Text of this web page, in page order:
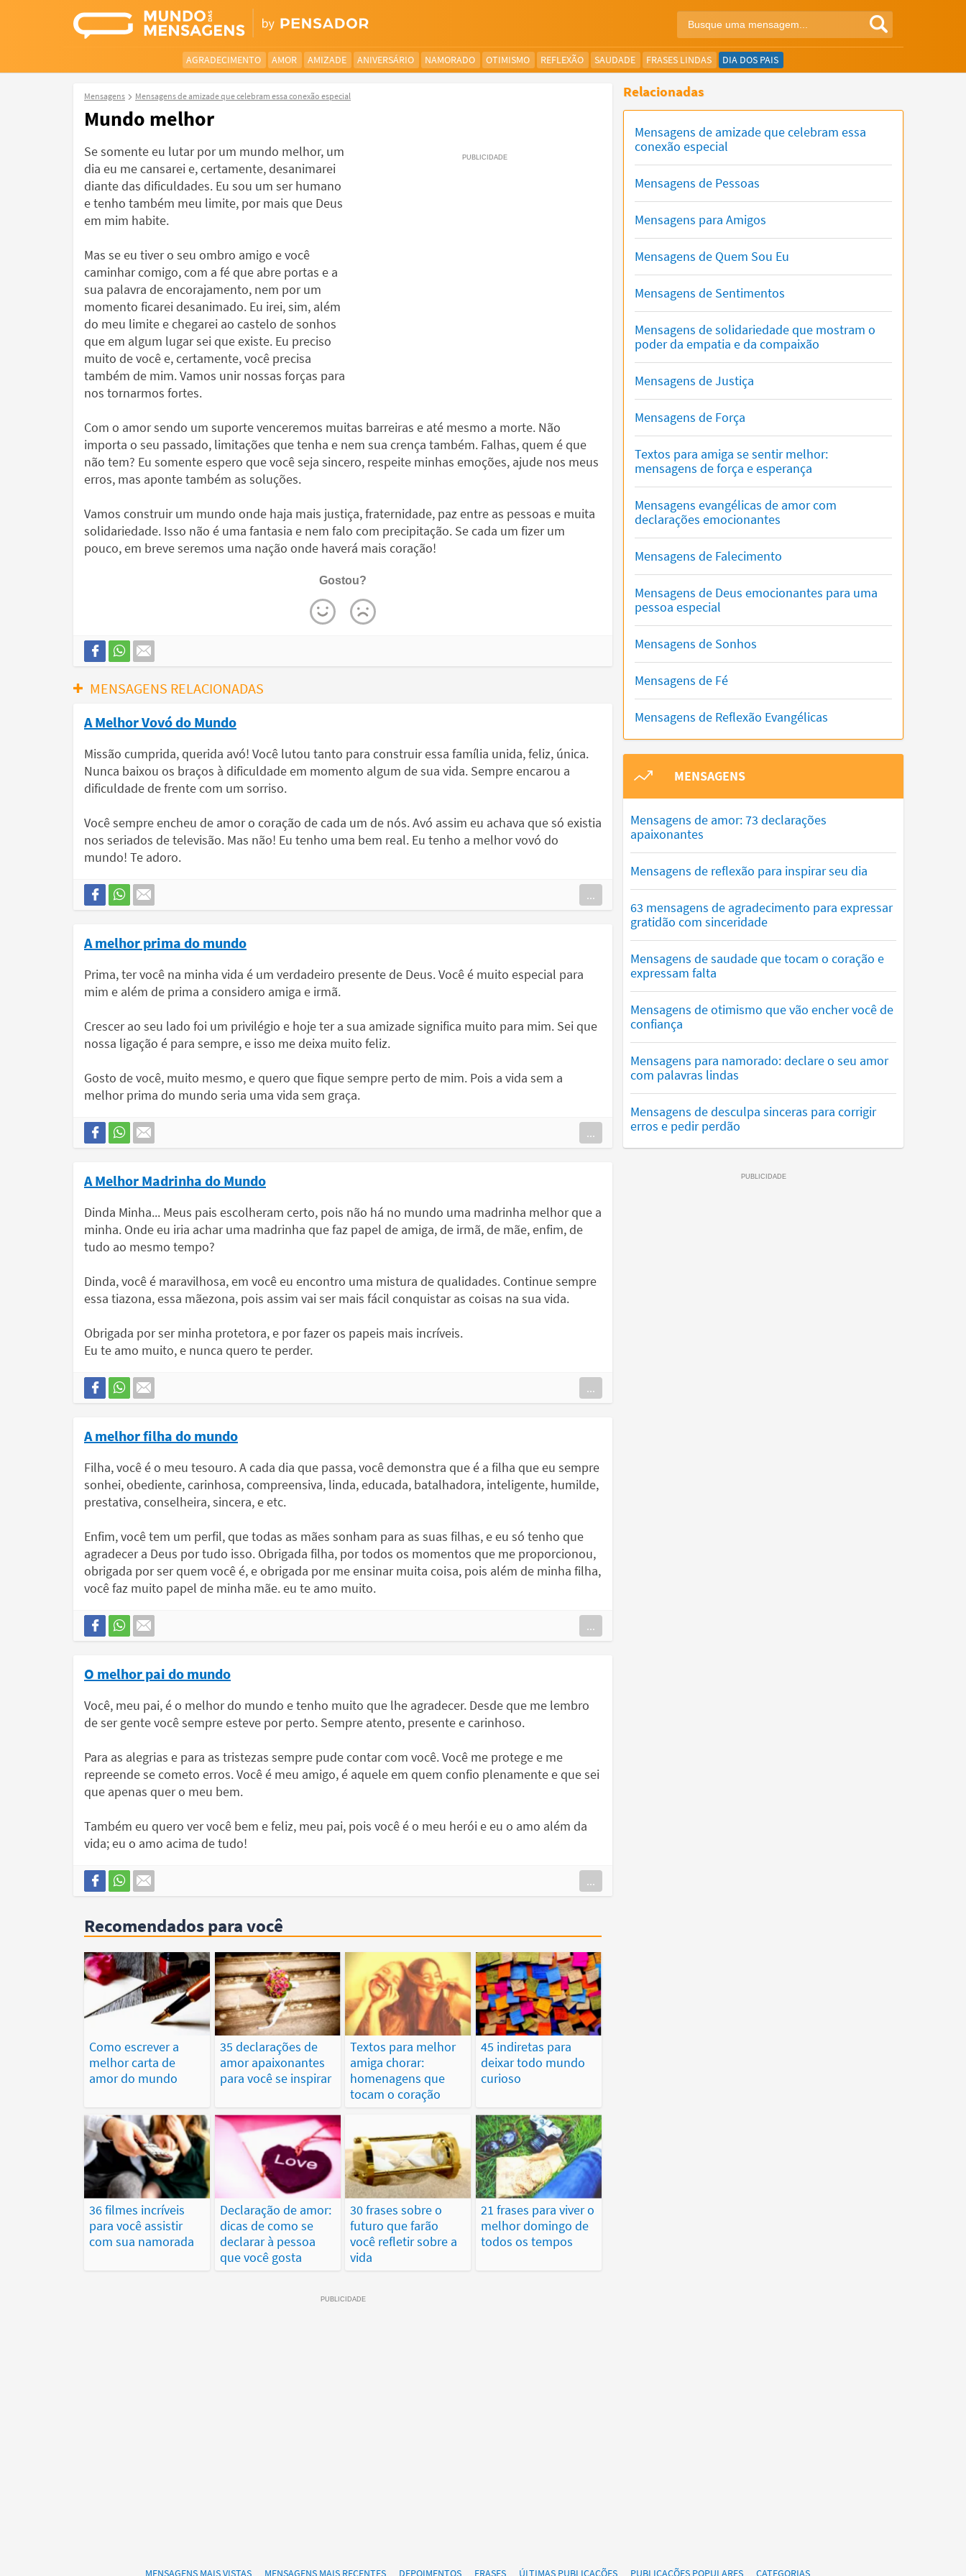
AGRADECIMENTO AMOR AMIZADE ANIVERSÁRIO NAMORADO OTIMISMO REFLEXÃO SAUDADE FRASES LINDAS DIA DOS PAIS
Mensagens Mensagens de amizade que celebram essa conexão especial
Mundo melhor
Se somente eu lutar por um mundo melhor, um
dia eu me cansarei e, certamente, desanimarei
diante das dificuldades. Eu sou um ser humano
e tenho também meu limite, por mais que Deus
em mim habite.
Mas se eu tiver o seu ombro amigo e você
caminhar comigo, com a fé que abre portas e a
sua palavra de encorajamento, nem por um
momento ficarei desanimado. Eu irei, sim, além
do meu limite e chegarei ao castelo de sonhos
que em algum lugar sei que existe. Eu preciso
muito de você e, certamente, você precisa
também de mim. Vamos unir nossas forças para
nos tornarmos fortes.
Com o amor sendo um suporte venceremos muitas barreiras e até mesmo a morte. Não
importa o seu passado, limitações que tenha e nem sua crença também. Falhas, quem é que
não tem? Eu somente espero que você seja sincero, respeite minhas emoções, ajude nos meus
erros, mas aponte também as soluções.
Vamos construir um mundo onde haja mais justiça, fraternidade, paz entre as pessoas e muita
solidariedade. Isso não é uma fantasia e nem falo com precipitação. Se cada um fizer um
pouco, em breve seremos uma nação onde haverá mais coração!
Gostou?
MENSAGENS RELACIONADAS
A Melhor Vovó do Mundo
Missão cumprida, querida avó! Você lutou tanto para construir essa família unida, feliz, única.
Nunca baixou os braços à dificuldade em momento algum de sua vida. Sempre encarou a
dificuldade de frente com um sorriso.
Você sempre encheu de amor o coração de cada um de nós. Avó assim eu achava que só existia
nos seriados de televisão. Mas não! Eu tenho uma bem real. Eu tenho a melhor vovó do
mundo! Te adoro.
...
A melhor prima do mundo
Prima, ter você na minha vida é um verdadeiro presente de Deus. Você é muito especial para
mim e além de prima a considero amiga e irmã.
Crescer ao seu lado foi um privilégio e hoje ter a sua amizade significa muito para mim. Sei que
nossa ligação é para sempre, e isso me deixa muito feliz.
Gosto de você, muito mesmo, e quero que fique sempre perto de mim. Pois a vida sem a
melhor prima do mundo seria uma vida sem graça.
...
A Melhor Madrinha do Mundo
Dinda Minha... Meus pais escolheram certo, pois não há no mundo uma madrinha melhor que a
minha. Onde eu iria achar uma madrinha que faz papel de amiga, de irmã, de mãe, enfim, de
tudo ao mesmo tempo?
Dinda, você é maravilhosa, em você eu encontro uma mistura de qualidades. Continue sempre
essa tiazona, essa mãezona, pois assim vai ser mais fácil conquistar as coisas na sua vida.
Obrigada por ser minha protetora, e por fazer os papeis mais incríveis.
Eu te amo muito, e nunca quero te perder.
...
A melhor filha do mundo
Filha, você é o meu tesouro. A cada dia que passa, você demonstra que é a filha que eu sempre
sonhei, obediente, carinhosa, compreensiva, linda, educada, batalhadora, inteligente, humilde,
prestativa, conselheira, sincera, e etc.
Enfim, você tem um perfil, que todas as mães sonham para as suas filhas, e eu só tenho que
agradecer a Deus por tudo isso. Obrigada filha, por todos os momentos que me proporcionou,
obrigada por ser quem você é, e obrigada por me ensinar muita coisa, pois além de minha filha,
você faz muito papel de minha mãe. eu te amo muito.
...
O melhor pai do mundo
Você, meu pai, é o melhor do mundo e tenho muito que lhe agradecer. Desde que me lembro
de ser gente você sempre esteve por perto. Sempre atento, presente e carinhoso.
Para as alegrias e para as tristezas sempre pude contar com você. Você me protege e me
repreende se cometo erros. Você é meu amigo, é aquele em quem confio plenamente e que sei
que apenas quer o meu bem.
Também eu quero ver você bem e feliz, meu pai, pois você é o meu herói e eu o amo além da
vida; eu o amo acima de tudo!
...
Recomendados para você
Como escrever a
melhor carta de
amor do mundo
35 declarações de
amor apaixonantes
para você se inspirar
Textos para melhor
amiga chorar:
homenagens que
tocam o coração
45 indiretas para
deixar todo mundo
curioso
36 filmes incríveis
para você assistir
com sua namorada
Declaração de amor:
dicas de como se
declarar à pessoa
que você gosta
30 frases sobre o
futuro que farão
você refletir sobre a
vida
21 frases para viver o
melhor domingo de
todos os tempos
Relacionadas
Mensagens de amizade que celebram essa
conexão especial
Mensagens de Pessoas
Mensagens para Amigos
Mensagens de Quem Sou Eu
Mensagens de Sentimentos
Mensagens de solidariedade que mostram o
poder da empatia e da compaixão
Mensagens de Justiça
Mensagens de Força
Textos para amiga se sentir melhor:
mensagens de força e esperança
Mensagens evangélicas de amor com
declarações emocionantes
Mensagens de Falecimento
Mensagens de Deus emocionantes para uma
pessoa especial
Mensagens de Sonhos
Mensagens de Fé
Mensagens de Reflexão Evangélicas
MENSAGENS
Mensagens de amor: 73 declarações
apaixonantes
Mensagens de reflexão para inspirar seu dia
63 mensagens de agradecimento para expressar
gratidão com sinceridade
Mensagens de saudade que tocam o coração e
expressam falta
Mensagens de otimismo que vão encher você de
confiança
Mensagens para namorado: declare o seu amor
com palavras lindas
Mensagens de desculpa sinceras para corrigir
erros e pedir perdão
MENSAGENS MAIS VISTAS MENSAGENS MAIS RECENTES DEPOIMENTOS FRASES ÚLTIMAS PUBLICAÇÕES PUBLICAÇÕES POPULARES CATEGORIAS